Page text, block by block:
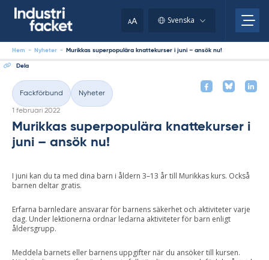
AA Svenska
Hem - Nyheter - Murikkas superpopulära knattekurser i juni – ansök nu!
Dela
Kategorier
Fackförbund Nyheter
Skriven
1 februari 2022
Murikkas superpopulära knattekurser i
juni – ansök nu!
I juni kan du ta med dina barn i åldern 3–13 år till Murikkas kurs. Också
barnen deltar gratis.
Erfarna barnledare ansvarar för barnens säkerhet och aktiviteter varje
dag. Under lektionerna ordnar ledarna aktiviteter för barn enligt
åldersgrupp.
Meddela barnets eller barnens uppgifter när du ansöker till kursen.